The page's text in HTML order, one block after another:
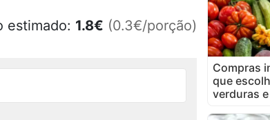
estimado: 1.8€ (0.3€/porção)
Compras
que
verduras